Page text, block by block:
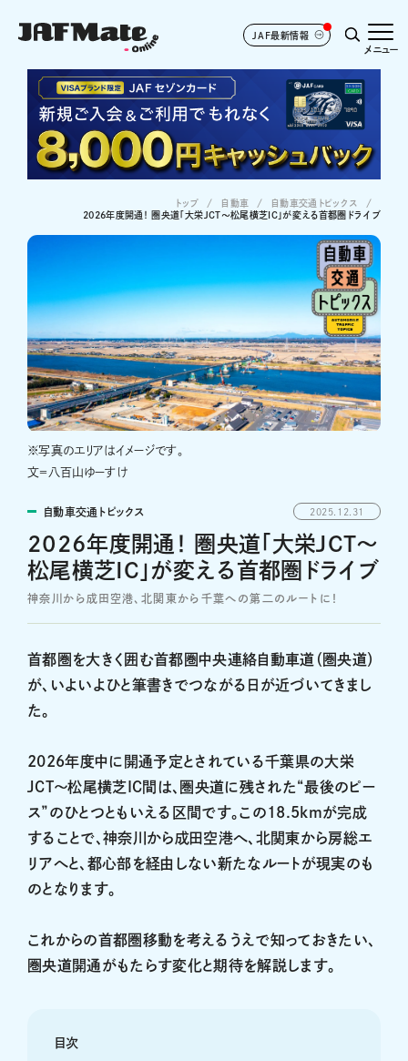
JAF最新情報
メニュー
トップ 自動車
自動車交通トピックス
2026年度開通！ 圏央道「大栄JCT～松尾横芝IC」が変える首都圏ドライブ
※写真のエリアはイメージです。
文＝八百山ゆーすけ
自動車交通トピックス 2025.12.31
2026年度開通！ 圏央道「大栄JCT～
松尾横芝IC」が変える首都圏ドライブ
神奈川から成田空港、北関東から千葉への第二のルートに！
首都圏を大きく囲む首都圏中央連絡自動車道（圏央道）
が、いよいよひと筆書きでつながる日が近づいてきまし
た。
2026年度中に開通予定とされている千葉県の大栄
JCT～松尾横芝IC間は、圏央道に残された“最後のピー
ス”のひとつともいえる区間です。この18.5kmが完成
することで、神奈川から成田空港へ、北関東から房総エ
リアへと、都心部を経由しない新たなルートが現実のも
のとなります。
これからの首都圏移動を考えるうえで知っておきたい、
圏央道開通がもたらす変化と期待を解説します。
目次